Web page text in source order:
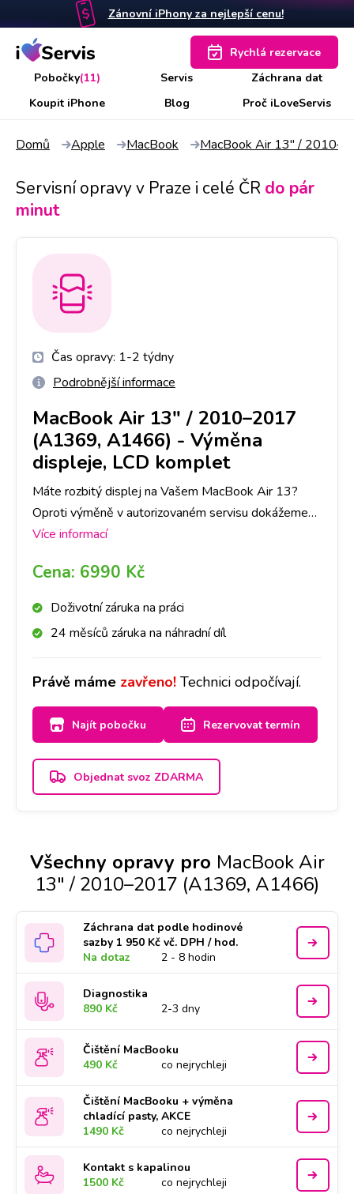
Zánovní iPhony za nejlepší cenu!
Pobočky(11) Servis
Záchrana dat
Koupit iPhone
Blog Proč iLoveServis
Rychlá rezervace
Domů Apple MacBook MacBook Air 13" /
Servisní opravy v Praze i celé ČR do pár
minut
Čas opravy: 1-2 týdny
Podrobnější informace
MacBook Air 13" / 2010–2017
(A1369, A1466) - Výměna
displeje, LCD komplet
Máte rozbitý displej na Vašem MacBook Air 13?
Oproti výměně v autorizovaném servisu dokážeme
zaručit expresní provedení výměny a následnou
Více informací
Cena: 6990 Kč
Doživotní záruka na práci
24 měsíců záruka na náhradní díl
Právě máme zavřeno! Technici odpočívají.
Najít pobočku Rezervovat termín
Objednat svoz ZDARMA
Všechny opravy pro MacBook Air
13" / 2010–2017 (A1369, A1466)
Záchrana dat podle hodinové
sazby 1 950 Kč vč. DPH / hod.
Na dotaz
2 - 8 hodin
Diagnostika
890 Kč
2-3 dny
Čištění MacBooku
490 Kč
co nejrychleji
Čištění MacBooku + výměna
chladící pasty, AKCE
1490 Kč
co nejrychleji
Kontakt s kapalinou
1500 Kč
co nejrychleji